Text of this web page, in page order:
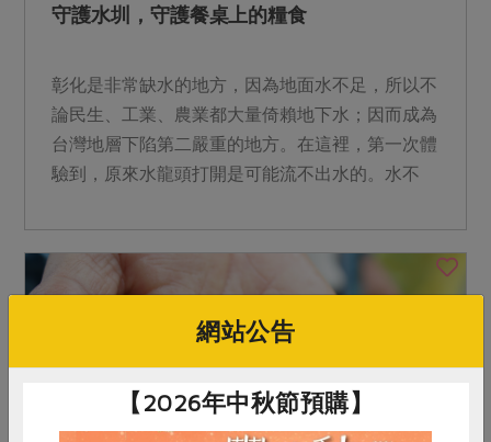
守護水圳，守護餐桌上的糧食
彰化是非常缺水的地方，因為地面水不足，所以不
論民生、工業、農業都大量倚賴地下水；因而成為
台灣地層下陷第二嚴重的地方。在這裡，第一次體
驗到，原來水龍頭打開是可能流不出水的。水不
網站公告
【2026年中秋節預購】